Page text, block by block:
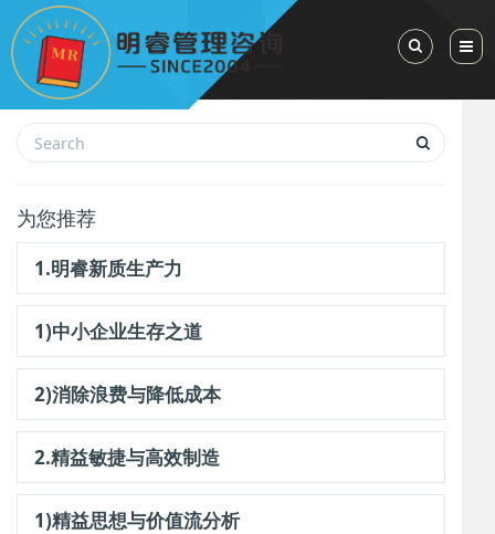
Toggle
为您推荐
1.明睿新质生产力
1)中小企业生存之道
2)消除浪费与降低成本
2.精益敏捷与高效制造
1)精益思想与价值流分析